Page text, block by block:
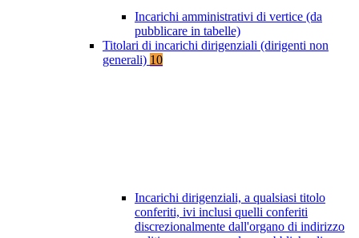
Incarichi amministrativi di vertice (da
pubblicare in tabelle)
Titolari di incarichi dirigenziali (dirigenti non
generali) 10
Incarichi dirigenziali, a qualsiasi titolo
conferiti, ivi inclusi quelli conferiti
discrezionalmente dall'organo di indirizzo